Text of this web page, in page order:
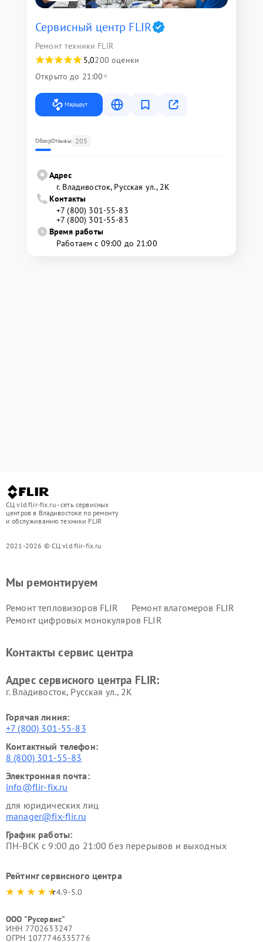
Сервисный центр FLIR
Ремонт техники FLIR
5,0200 оценки
Открыто до 21:00
Маршрут
ОбзорОтзывы 205
Адрес
г. Владивосток, Русская ул., 2К
Контакты
+7 (800) 301-55-83
+7 (800) 301-55-83
Время работы
Работаем с 09:00 до 21:00
СЦ vld.flir-fix.ru - сеть сервисных
центров в Владивостоке по ремонту
и обслуживанию техники FLIR
2021-2026 © СЦ vld.flir-fix.ru
Мы ремонтируем
Ремонт тепловизоров FLIR
Ремонт влагомеров FLIR
Ремонт цифровых монокуляров FLIR
Контакты сервис центра
Адрес сервисного центра FLIR:
г. Владивосток, Русская ул., 2К
Горячая линия:
+7 (800) 301-55-83
Контактный телефон:
8 (800) 301-55-83
Электронная почта:
info@flir-fix.ru
для юридических лиц
manager@fix-flir.ru
График работы:
ПН-ВСК с 9:00 до 21:00 без перерывов и выходных
Рейтинг сервисного центра
4.9-5.0
ООО "Русервис"
ИНН 7702633247
ОГРН 1077746335776